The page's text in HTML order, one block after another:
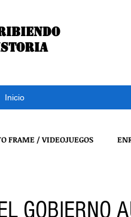
Inicio
FRAME / VIDEOJUEGOS
GOBIERNO